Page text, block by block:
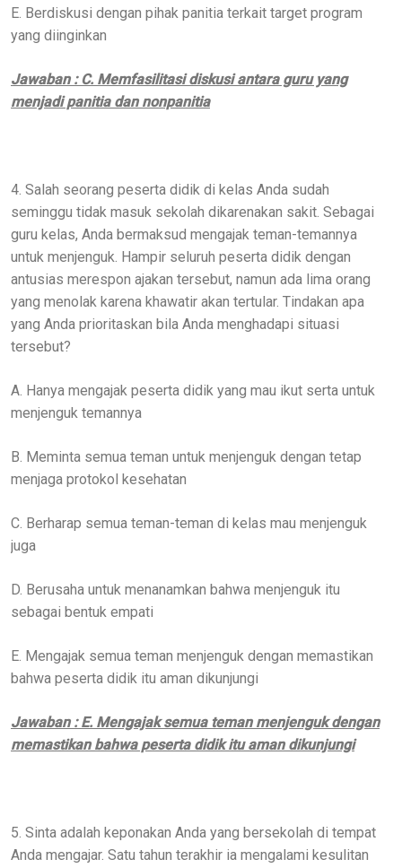
E. Berdiskusi dengan pihak panitia terkait target program
yang diinginkan
Jawaban : C. Memfasilitasi diskusi antara guru yang
menjadi panitia dan nonpanitia
4. Salah seorang peserta didik di kelas Anda sudah
seminggu tidak masuk sekolah dikarenakan sakit. Sebagai
guru kelas, Anda bermaksud mengajak teman-temannya
untuk menjenguk. Hampir seluruh peserta didik dengan
antusias merespon ajakan tersebut, namun ada lima orang
yang menolak karena khawatir akan tertular. Tindakan apa
yang Anda prioritaskan bila Anda menghadapi situasi
tersebut?
A. Hanya mengajak peserta didik yang mau ikut serta untuk
menjenguk temannya
B. Meminta semua teman untuk menjenguk dengan tetap
menjaga protokol kesehatan
C. Berharap semua teman-teman di kelas mau menjenguk
juga
D. Berusaha untuk menanamkan bahwa menjenguk itu
sebagai bentuk empati
E. Mengajak semua teman menjenguk dengan memastikan
bahwa peserta didik itu aman dikunjungi
Jawaban : E. Mengajak semua teman menjenguk dengan
memastikan bahwa peserta didik itu aman dikunjungi
5. Sinta adalah keponakan Anda yang bersekolah di tempat
Anda mengajar. Satu tahun terakhir ia mengalami kesulitan